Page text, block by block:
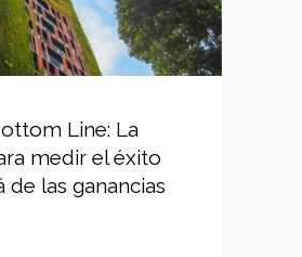
Line: La
medir el éxito
de las ganancias